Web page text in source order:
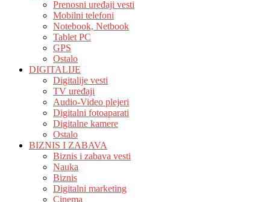
Prenosni uređaji vesti
Mobilni telefoni
Notebook, Netbook
Tablet PC
GPS
Ostalo
DIGITALIJE
Digitalije vesti
TV uređaji
Audio-Video plejeri
Digitalni fotoaparati
Digitalne kamere
Ostalo
BIZNIS I ZABAVA
Biznis i zabava vesti
Nauka
Biznis
Digitalni marketing
Cinema